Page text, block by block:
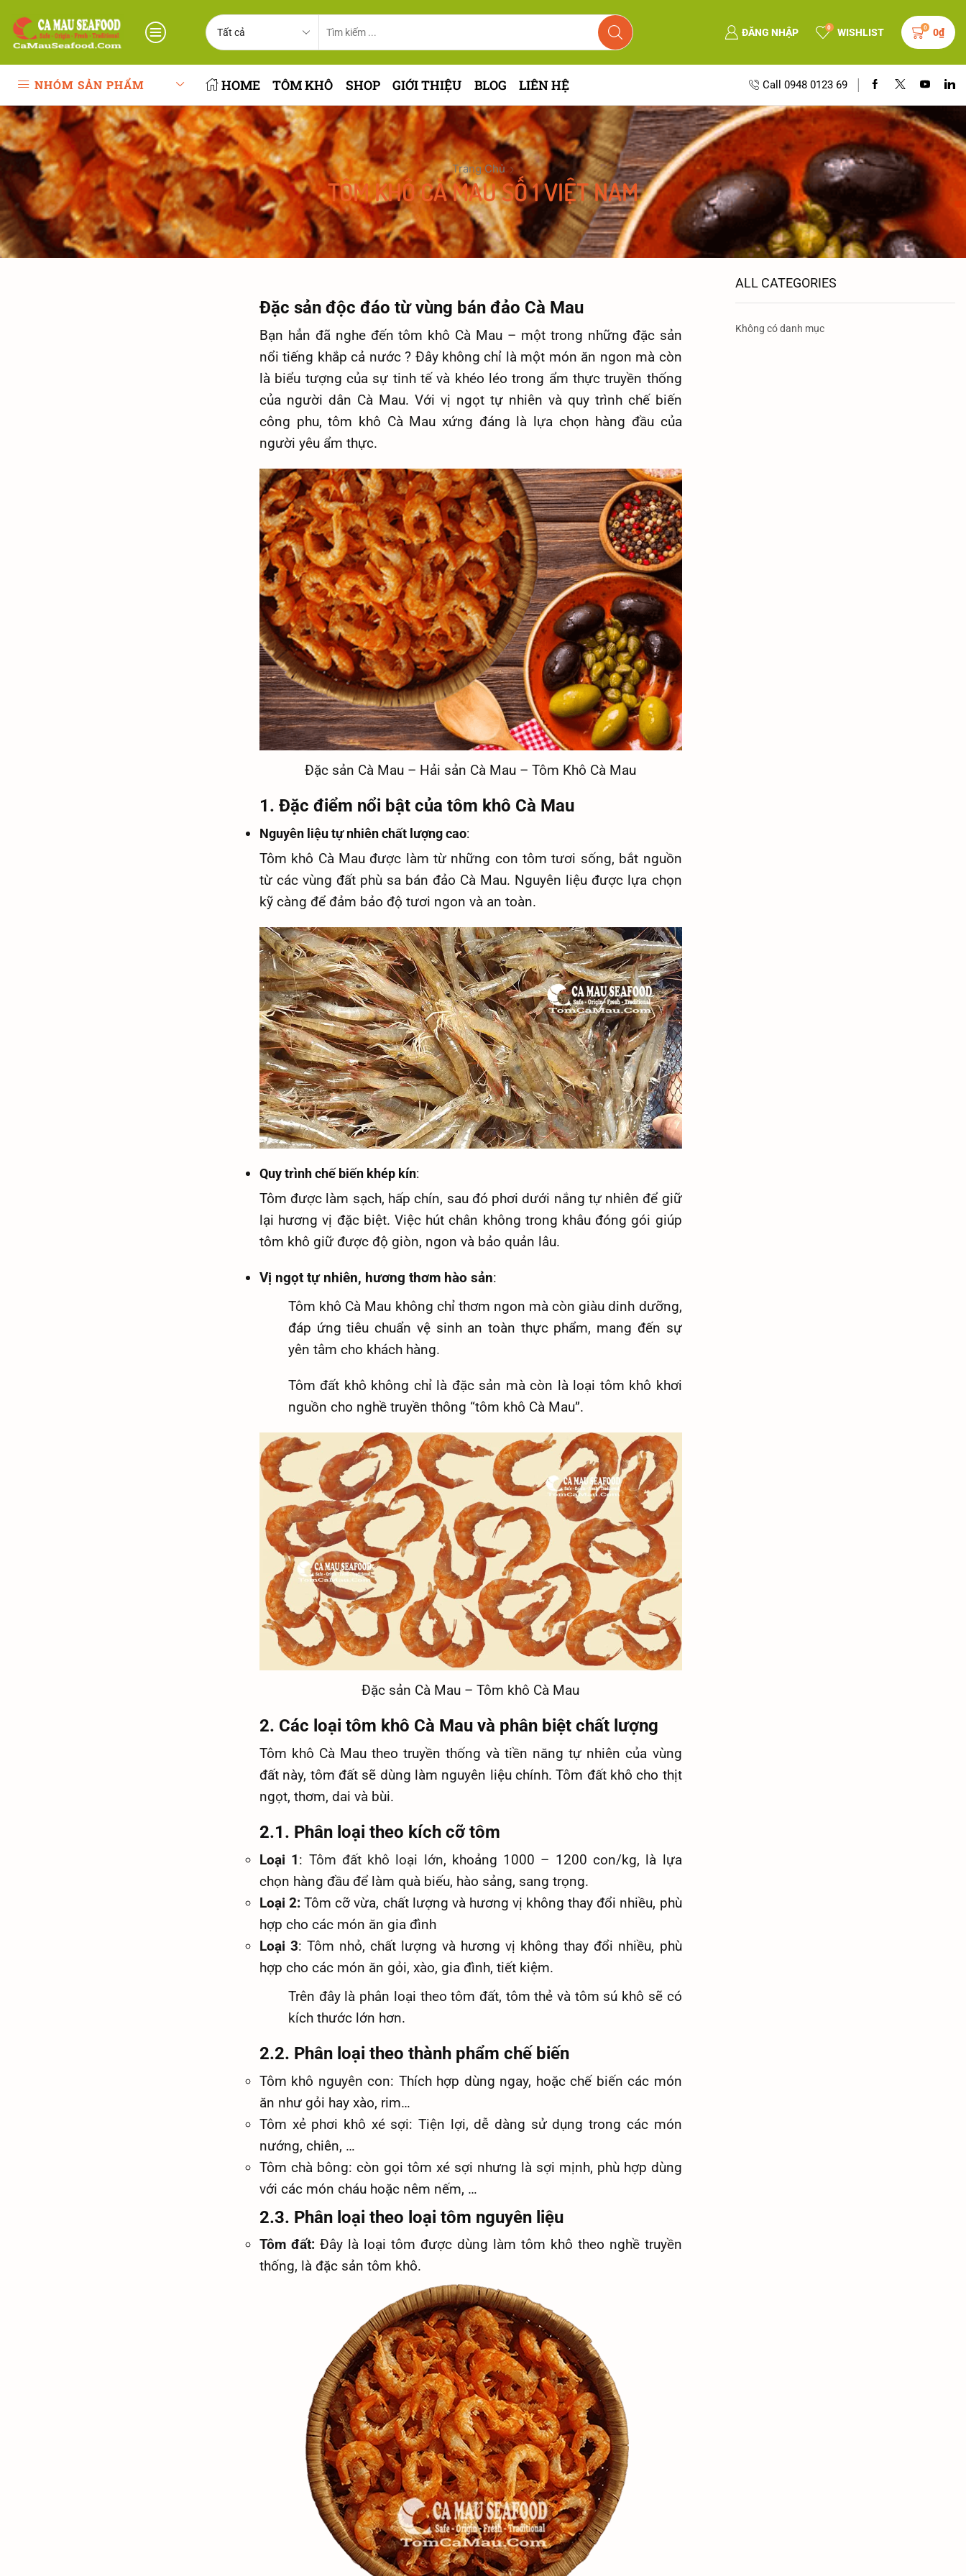
ĐĂNG NHẬP 0 WISHLIST 0 0₫
NHÓM SẢN PHẨM HOME TÔM KHÔ SHOP GIỚI THIỆU BLOG LIÊN HỆ Call 0948 0123 69
Trang Chủ
TÔM KHÔ CÀ MAU SỐ 1 VIỆT NAM
Đặc sản độc đáo từ vùng bán đảo Cà Mau
Bạn hẳn đã nghe đến tôm khô Cà Mau – một trong những đặc sản
nổi tiếng khắp cả nước ? Đây không chỉ là một món ăn ngon mà còn
là biểu tượng của sự tinh tế và khéo léo trong ẩm thực truyền thống
của người dân Cà Mau. Với vị ngọt tự nhiên và quy trình chế biến
công phu, tôm khô Cà Mau xứng đáng là lựa chọn hàng đầu của
người yêu ẩm thực.
Đặc sản Cà Mau – Hải sản Cà Mau – Tôm Khô Cà Mau
1. Đặc điểm nổi bật của tôm khô Cà Mau
Nguyên liệu tự nhiên chất lượng cao:
Tôm khô Cà Mau được làm từ những con tôm tươi sống, bắt nguồn
từ các vùng đất phù sa bán đảo Cà Mau. Nguyên liệu được lựa chọn
kỹ càng để đảm bảo độ tươi ngon và an toàn.
Quy trình chế biến khép kín:
Tôm được làm sạch, hấp chín, sau đó phơi dưới nắng tự nhiên để giữ
lại hương vị đặc biệt. Việc hút chân không trong khâu đóng gói giúp
tôm khô giữ được độ giòn, ngon và bảo quản lâu.
Vị ngọt tự nhiên, hương thơm hào sản:
Tôm khô Cà Mau không chỉ thơm ngon mà còn giàu dinh dưỡng,
đáp ứng tiêu chuẩn vệ sinh an toàn thực phẩm, mang đến sự
yên tâm cho khách hàng.
Tôm đất khô không chỉ là đặc sản mà còn là loại tôm khô khơi
nguồn cho nghề truyền thông “tôm khô Cà Mau”.
Đặc sản Cà Mau – Tôm khô Cà Mau
2. Các loại tôm khô Cà Mau và phân biệt chất lượng
Tôm khô Cà Mau theo truyền thống và tiền năng tự nhiên của vùng
đất này, tôm đất sẽ dùng làm nguyên liệu chính. Tôm đất khô cho thịt
ngọt, thơm, dai và bùi.
2.1. Phân loại theo kích cỡ tôm
Loại 1: Tôm đất khô loại lớn, khoảng 1000 – 1200 con/kg, là lựa
chọn hàng đầu để làm quà biếu, hào sảng, sang trọng.
Loại 2:Tôm cỡ vừa, chất lượng và hương vị không thay đổi nhiều, phù
hợp cho các món ăn gia đình
Loại 3: Tôm nhỏ, chất lượng và hương vị không thay đổi nhiều, phù
hợp cho các món ăn gỏi, xào, gia đình, tiết kiệm.
Trên đây là phân loại theo tôm đất, tôm thẻ và tôm sú khô sẽ có
kích thước lớn hơn.
2.2. Phân loại theo thành phẩm chế biến
Tôm khô nguyên con: Thích hợp dùng ngay, hoặc chế biến các món
ăn như gỏi hay xào, rim…
Tôm xẻ phơi khô xé sợi: Tiện lợi, dễ dàng sử dụng trong các món
nướng, chiên, …
Tôm chà bông: còn gọi tôm xé sợi nhưng là sợi mịnh, phù hợp dùng
với các món cháu hoặc nêm nếm, …
2.3. Phân loại theo loại tôm nguyên liệu
Tôm đất:Đây là loại tôm được dùng làm tôm khô theo nghề truyền
thống, là đặc sản tôm khô.
ALL CATEGORIES
Không có danh mục